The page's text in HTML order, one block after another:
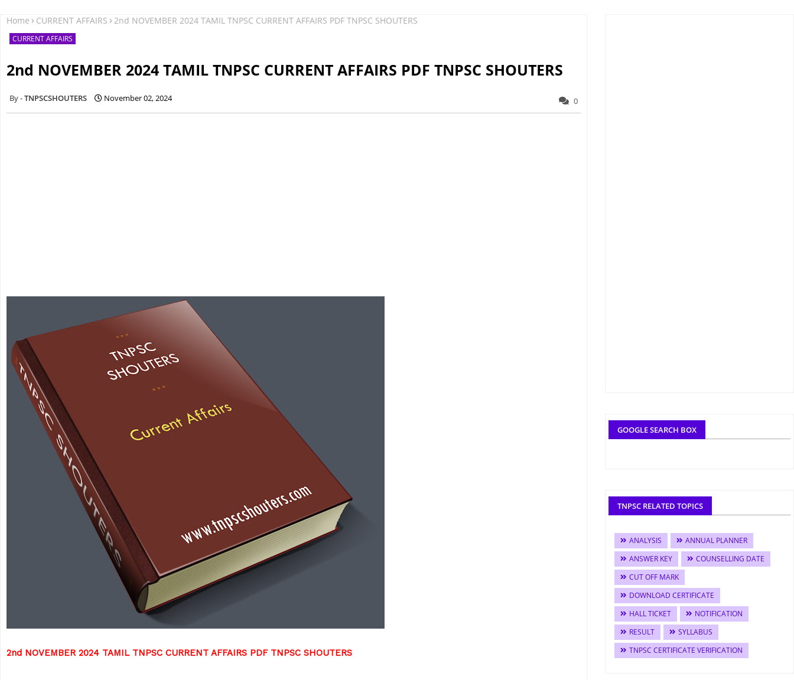
Home CURRENT AFFAIRS 2nd NOVEMBER 2024 TAMIL TNPSC CURRENT AFFAIRS PDF TNPSC SHOUTERS
CURRENT AFFAIRS
2nd NOVEMBER 2024 TAMIL TNPSC CURRENT AFFAIRS PDF TNPSC SHOUTERS
TNPSCSHOUTERS November 02, 2024 0
2nd NOVEMBER 2024 TAMIL TNPSC CURRENT AFFAIRS PDF TNPSC SHOUTERS
GOOGLE SEARCH BOX
TNPSC RELATED TOPICS
ANALYSIS
ANNUAL PLANNER
ANSWER KEY
COUNSELLING DATE
CUT OFF MARK
DOWNLOAD CERTIFICATE
HALL TICKET
NOTIFICATION
RESULT
SYLLABUS
TNPSC CERTIFICATE VERIFICATION